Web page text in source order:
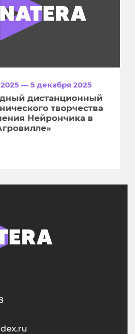
— 5 декабря 2025
дистанционный
творчества
Нейрончика в